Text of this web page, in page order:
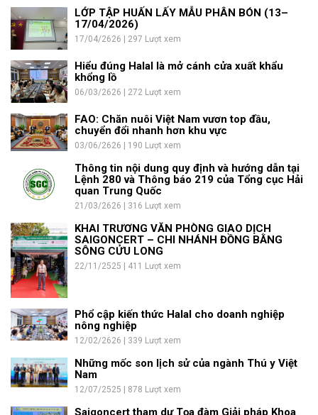
LỚP TẬP HUẤN LẤY MẪU PHÂN BÓN (13–
17/04/2026)
17/04/2626 | 297 Lượt xem
Hiểu đúng Halal là mở cánh cửa xuất khẩu
khổng lồ
06/03/2626 | 272 Lượt xem
FAO: Chăn nuôi Việt Nam vươn top đầu,
chuyển đổi nhanh hơn khu vực
03/06/2626 | 190 Lượt xem
Thông tin nội dung quy định và hướng dẫn tại
Lệnh 280 và Thông báo 219 của Tổng cục Hải
quan Trung Quốc
21/03/2626 | 316 Lượt xem
KHAI TRƯƠNG VĂN PHÒNG GIAO DỊCH
SAIGONCERT – CHI NHÁNH ĐỒNG BẰNG
SÔNG CỬU LONG
22/11/2525 | 411 Lượt xem
Phổ cập kiến thức Halal cho doanh nghiệp
nông nghiệp
12/02/2626 | 339 Lượt xem
Những mốc son lịch sử của ngành Thú y Việt
Nam
12/07/2525 | 878 Lượt xem
Saigoncert tham dự Tọa đàm Giải pháp Khoa